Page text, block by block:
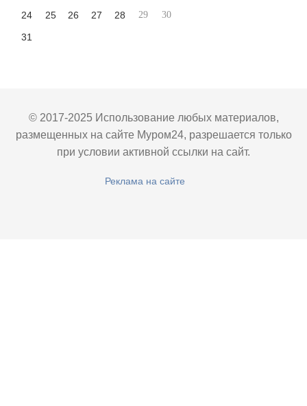
24 25 26 27 28 29 30
31
© 2017-2025 Использование любых материалов,
размещенных на сайте Муром24, разрешается только
при условии активной ссылки на сайт.
Реклама на сайте